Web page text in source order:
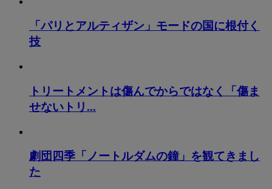
「パリとアルティザン」モードの国に根付く
技
トリートメントは傷んでからではなく「傷ま
せないトリ...
劇団四季「ノートルダムの鐘」を観てきまし
た